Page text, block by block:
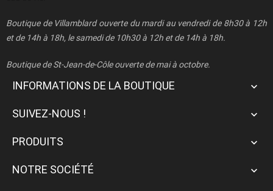
Boutique de Villamblard ouverte du mardi au vendredi de 8h30 à 12h
et de 14h à 18h, le samedi de 10h30 à 12h et de 14h à 18h.
Boutique de St-Jean-de-Côle ouverte de mai à octobre.
INFORMATIONS DE LA BOUTIQUE 
SUIVEZ-NOUS ! 
PRODUITS 
NOTRE SOCIÉTÉ 